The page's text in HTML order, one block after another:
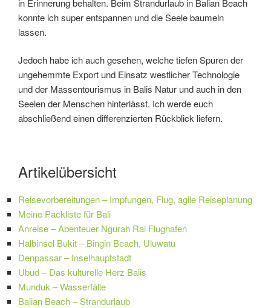
konnte ich super entspannen und die Seele baumeln
lassen.
Jedoch habe ich auch gesehen, welche tiefen Spuren der
ungehemmte Export und Einsatz westlicher Technologie
und der Massentourismus in Balis Natur und auch in den
Seelen der Menschen hinterlässt. Ich werde euch
abschließend einen differenzierten Rückblick liefern.
Artikelübersicht
Reisevorbereitungen – Impfungen, Flug, agile Reiseplanung
Meine Packliste für Bali
Anreise – Abenteuer Ngurah Rai Flughafen
Halbinsel Bukit – Bingin Beach, Uluwatu
Denpassar – Inselhauptstadt
Ubud – Das kulturelle Herz Balis
Munduk – Wasserfälle
Balian Beach – Strandurlaub